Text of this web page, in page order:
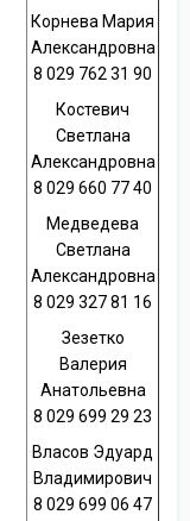
Корнева Мария
Александровна
8 029 762 31 90
Костевич
Светлана
Александровна
8 029 660 77 40
Медведева
Светлана
Александровна
8 029 327 81 16
Зезетко
Валерия
Анатольевна
8 029 699 29 23
Власов Эдуард
Владимирович
8 029 699 06 47